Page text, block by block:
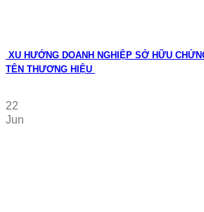
XU HƯỚNG DOANH NGHIỆP SỞ HỮU
TÊN THƯƠNG HIỆU
22
Jun